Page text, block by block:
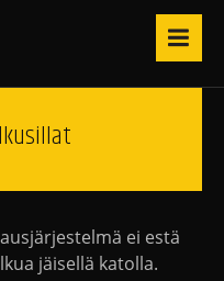
ei estä
jäisellä katolla.